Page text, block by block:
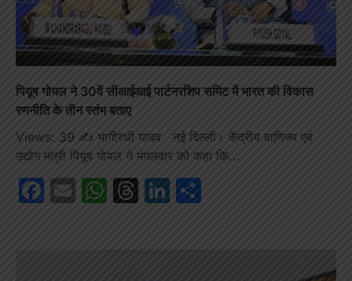
पियूष गोयल ने 30वें सीआईआई पार्टनरशिप समिट में भारत की विकास
रणनीति के तीन स्तंभ बताए
Views: 39 ✍️ भागीरथी यादव नई दिल्ली। केंद्रीय वाणिज्य एवं
उद्योग मंत्री पियूष गोयल ने मंगलवार को कहा कि…
Facebook
EmailWhatsApp
Threads
LinkedIn